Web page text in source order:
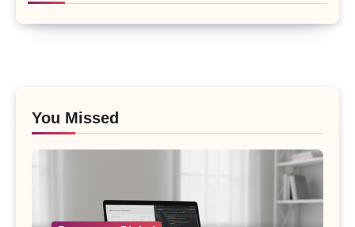
You Missed